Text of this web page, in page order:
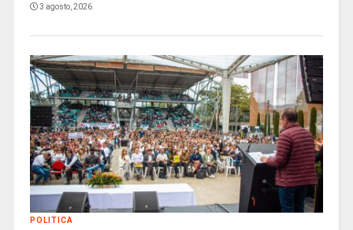
3 agosto, 2026
POLITICA